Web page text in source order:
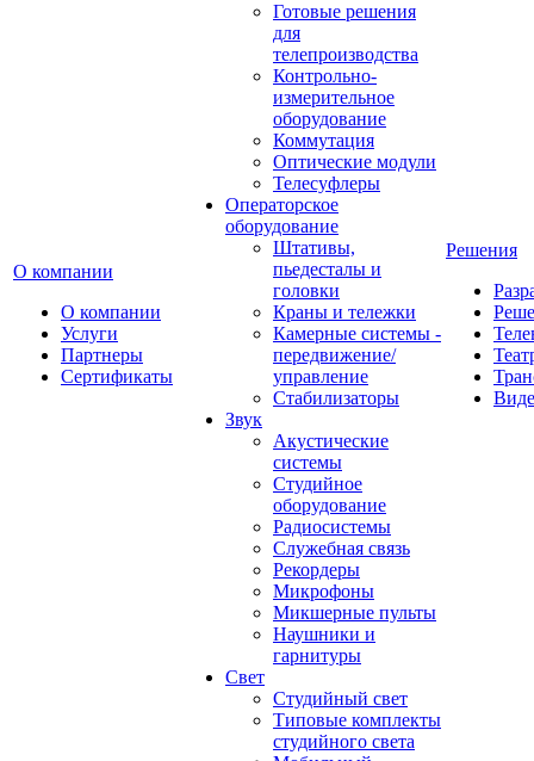
О компании
О компании
Услуги
Партнеры
Сертификаты
Готовые решения
для
телепроизводства
Контрольно-
измерительное
оборудование
Коммутация
Оптические модули
Телесуфлеры
Операторское
оборудование
Штативы,
пьедесталы и
головки
Краны и тележки
Камерные системы -
передвижение/
управление
Стабилизаторы
Звук
Акустические
системы
Студийное
оборудование
Радиосистемы
Служебная связь
Рекордеры
Микрофоны
Микшерные пульты
Наушники и
гарнитуры
Свет
Студийный свет
Типовые комплекты
студийного света
Решения